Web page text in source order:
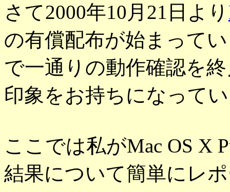
さて2000年10月21日より
の有償配布が始まって
で一通りの動作確認を
印象をお持ちになって
ここでは私がMac OS X
結果について簡単にレ